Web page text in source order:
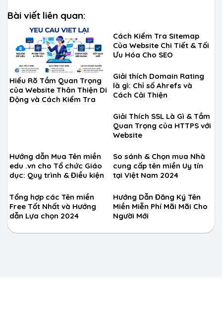
Bài viết liên quan:
Hiểu Rõ Tầm Quan Trọng
của Website Thân Thiện Di
Động và Cách Kiểm Tra
Cách Kiểm Tra Sitemap
Của Website Chi Tiết & Tối
Ưu Hóa Cho SEO
Giải thích Domain Rating
là gì: Chỉ số Ahrefs và
Cách Cải Thiện
Giải Thích SSL Là Gì & Tầm
Quan Trọng của HTTPS với
Website
Hướng dẫn Mua Tên miền
edu .vn cho Tổ chức Giáo
dục: Quy trình & Điều kiện
So sánh & Chọn mua Nhà
cung cấp tên miền Uy tín
tại Việt Nam 2024
Tổng hợp các Tên miền
Free Tốt Nhất và Hướng
dẫn Lựa chọn 2024
Hướng Dẫn Đăng Ký Tên
Miền Miễn Phí Mãi Mãi Cho
Người Mới